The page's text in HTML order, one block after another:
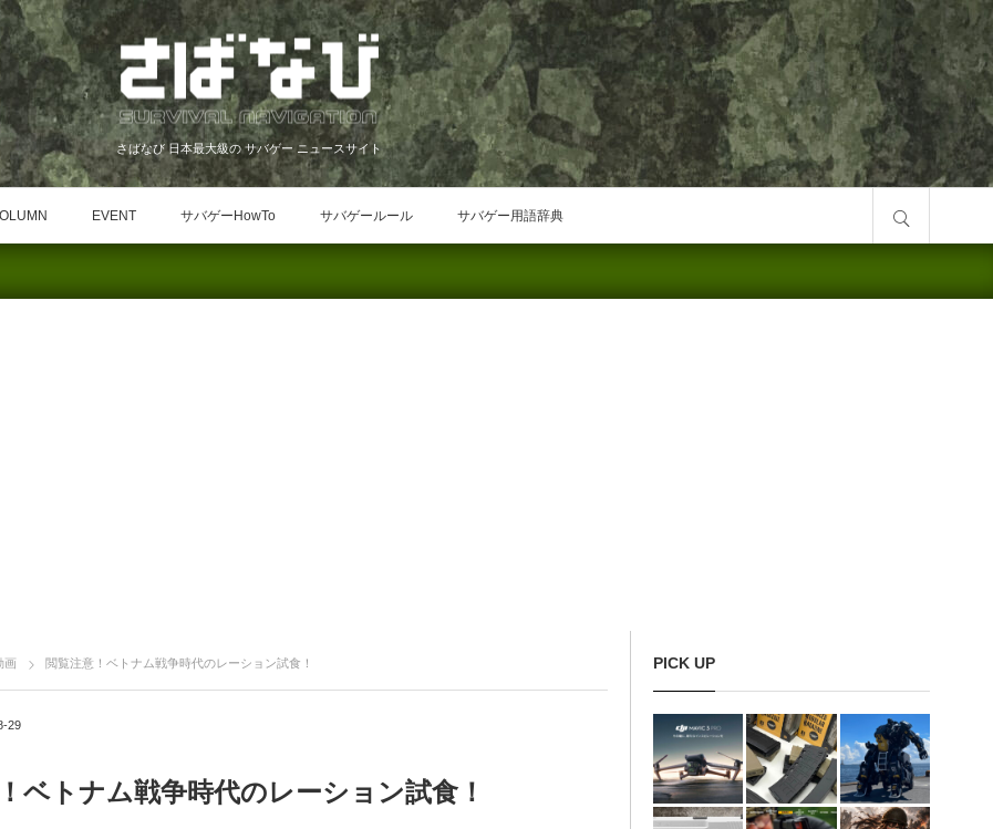
さばなび 日本最大級の サバゲー ニュースサイト
EVENT サバゲーHowTo サバゲールール サバゲー用語辞典
画 閲覧注意！ベトナム戦争時代のレーション試食！
29
ベトナム戦争時代のレーション試食！
PICK UP